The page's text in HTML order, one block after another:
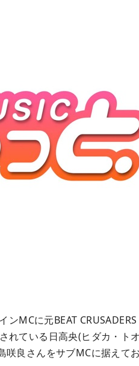
MCに元BEAT
れている日高央(ヒダカ・ト
良さんをサブMCに据えて